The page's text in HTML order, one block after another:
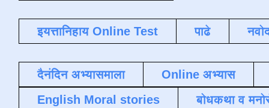
इयत्तानिहाय Online Test पाढे
दैनंदिन अभ्यासमाला
Online अभ्यास
English Moral stories
बोधकथा व